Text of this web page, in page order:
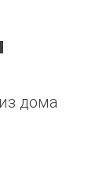
дома